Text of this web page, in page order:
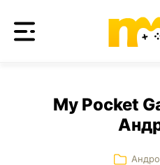
My Pocket